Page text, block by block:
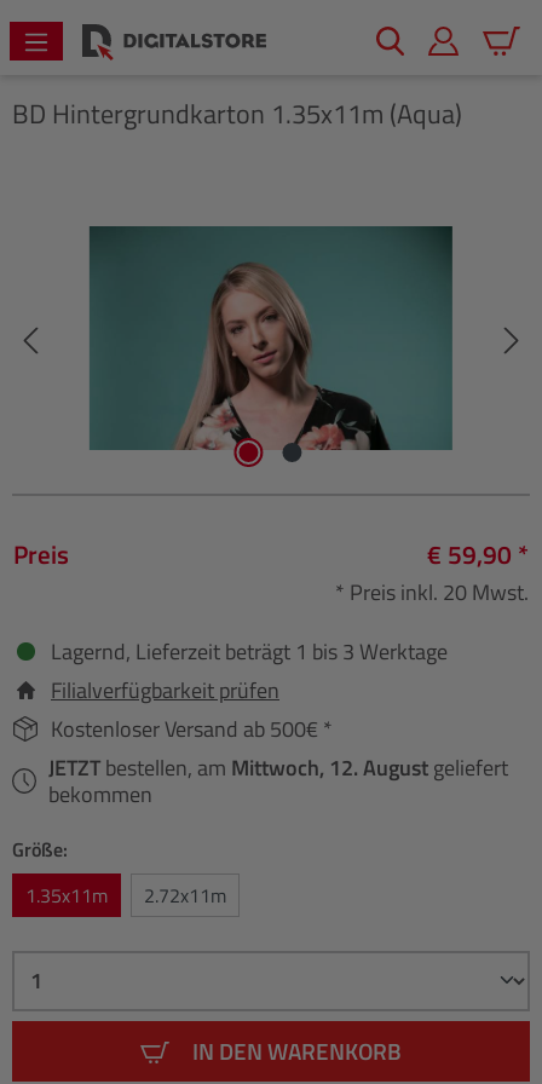
springen
BD Hintergrundkarton 1.35x11m (Aqua)
Preis € 59,90 *
* Preis inkl. 20 Mwst.
Lagernd, Lieferzeit beträgt 1 bis 3 Werktage
Filialverfügbarkeit prüfen
Kostenloser Versand ab 500€ *
JETZTbestellen, am Mittwoch, 12. Augustgeliefert
bekommen
Größe:
1.35x11m
2.72x11m
IN DEN WARENKORB